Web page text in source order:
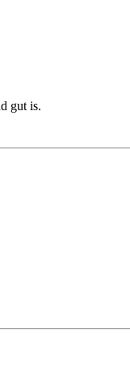
gut is.